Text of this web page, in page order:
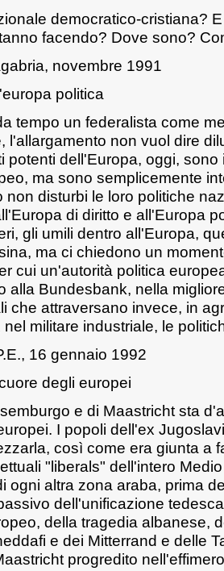
democratico-cristiana?
facendo? Dove sono?
novembre 1991
politica
tempo un federalista come
l'allargamento non vuol dire
potenti dell'Europa, oggi,
ma sono semplicemente
non disturbi le loro politiche
di diritto e all'Europa
gli umili dentro all'Europa,
ma ci chiedono un
cui un'autorità politica
alla Bundesbank, nella
che attraversano invece, in
militare industriale, le
16 gennaio 1992
degli europei
e di Maastricht sta
I popoli dell'ex
così come era giunta a
"liberals" dell'intero
ogni altra zona araba, prima
dell'unificazione
della tragedia albanese,
e dei Mitterrand e delle
progredito